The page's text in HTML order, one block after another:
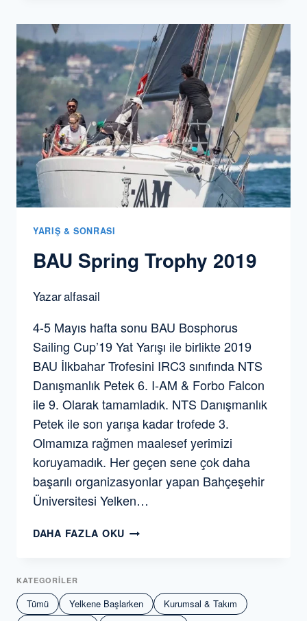
KUPASI
GELDI
YARIŞ & SONRASI
BAU Spring Trophy 2019
Yazaralfasail
4-5 Mayıs hafta sonu BAU Bosphorus
Sailing Cup’19 Yat Yarışı ile birlikte 2019
BAU İlkbahar Trofesini IRC3 sınıfında NTS
Danışmanlık Petek 6. I-AM & Forbo Falcon
ile 9. Olarak tamamladık. NTS Danışmanlık
Petek ile son yarışa kadar trofede 3.
Olmamıza rağmen maalesef yerimizi
koruyamadık. Her geçen sene çok daha
başarılı organizasyonlar yapan Bahçeşehir
Üniversitesi Yelken…
DAHA FAZLA OKU BAU
KATEGORİLER
Tümü Yelkene Başlarken
Kurumsal & Takım